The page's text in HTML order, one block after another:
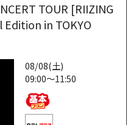
TOUR [RIIZING
Edition in TOKYO
08/08(土)
09:00～11:50